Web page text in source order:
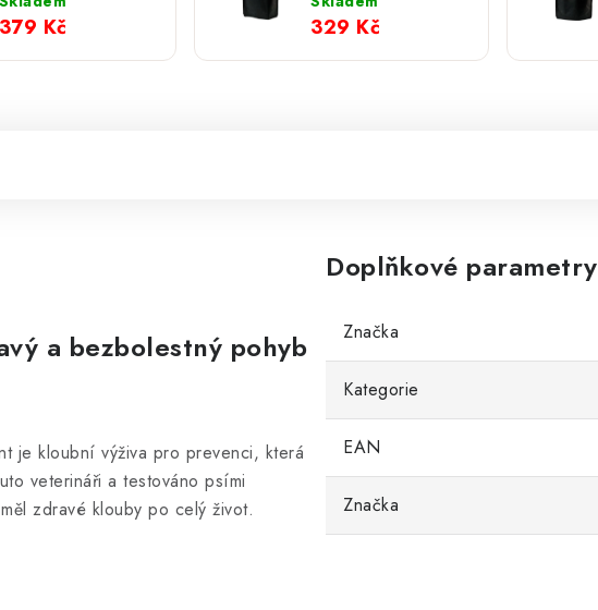
379 Kč 329 Kč
a bezbolestný pohyb
je kloubní výživa pro prevenci, která
veterináři a testováno psími
zdravé klouby po celý život.
Doplňkové parametry
Značka
Kategorie
EAN
Značka